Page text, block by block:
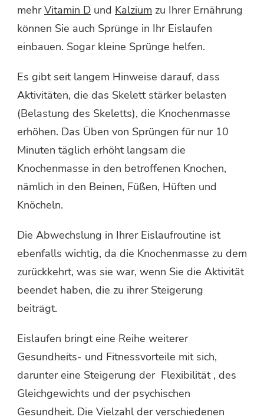
mehrVitamin D und Kalzium zu Ihrer Ernährung
können Sie auch Sprünge in Ihr Eislaufen
einbauen. Sogar kleine Sprünge helfen.
Es gibt seit langem Hinweise darauf, dass
Aktivitäten, die das Skelett stärker belasten
(Belastung des Skeletts), die Knochenmasse
erhöhen. Das Üben von Sprüngen für nur 10
Minuten täglich erhöht langsam die
Knochenmasse in den betroffenen Knochen,
nämlich in den Beinen, Füßen, Hüften und
Knöcheln.
Die Abwechslung in Ihrer Eislaufroutine ist
ebenfalls wichtig, da die Knochenmasse zu dem
zurückkehrt, was sie war, wenn Sie die Aktivität
beendet haben, die zu ihrer Steigerung
beiträgt.
Eislaufen bringt eine Reihe weiterer
Gesundheits- und Fitnessvorteile mit sich,
darunter eine Steigerung der Flexibilität , des
Gleichgewichts und der psychischen
Gesundheit. Die Vielzahl der verschiedenen